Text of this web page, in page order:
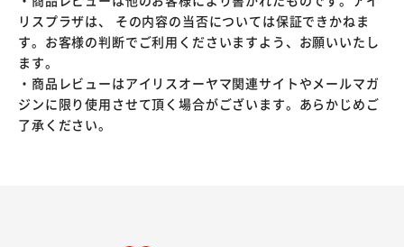
リスプラザは、 その内容の当否については保証できかねま
す。お客様の判断でご利用くださいますよう、お願いいたし
ます。
・商品レビューはアイリスオーヤマ関連サイトやメールマガ
ジンに限り使用させて頂く場合がございます。あらかじめご
了承ください。